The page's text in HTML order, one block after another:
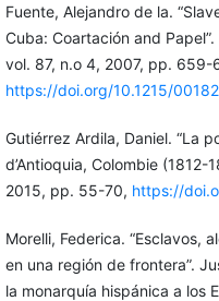
Fuente, Alejandro de la.
Cuba: Coartación and
vol. 87, n.o 4, 2007, pp. 659-
https://doi.org/10.1215/
Gutiérrez Ardila, Daniel. “La
d’Antioquia, Colombie (1812-
2015, pp. 55-70, https://
Morelli, Federica. “Esclavos,
en una región de frontera”.
la monarquía hispánica a los